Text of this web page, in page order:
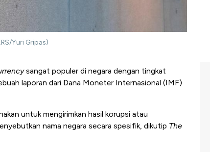
Yuri Gripas)
sangat populer di negara dengan tingkat
laporan dari Dana Moneter Internasional (IMF)
untuk mengirimkan hasil korupsi atau
nama negara secara spesifik, dikutip The